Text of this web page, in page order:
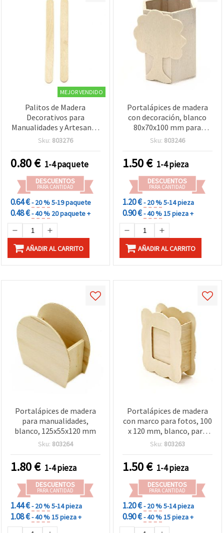
MEJOR VENDIDO
Palitos de Madera
Decorativos para
Manualidades y Artesanía,
10 x 115 mm - Paquete de
Sku: 803276
0.80€ 1-4 paquete
DESCUENTOS
PARA CANTIDAD
0.64 €- 20 %5-19 paquete
0.48 €- 40 % 20 paquete +
AÑADIR AL CARRITO
Portalápices de madera
con decoración, blanco
80x70x100 mm para
manualidades DIY
Sku: 803246
1.50€ 1-4 pieza
DESCUENTOS
PARA CANTIDAD
1.20 €- 20 %5-14 pieza
0.90 €- 40 %15 pieza +
AÑADIR AL CARRITO
Portalápices de madera
para manualidades,
blanco, 125x55x120 mm
Sku: 803264
1.80€ 1-4 pieza
DESCUENTOS
PARA CANTIDAD
1.44 €- 20 %5-14 pieza
1.08 €- 40 %15 pieza +
Portalápices de madera
con marco para fotos, 100
x 120 mm, blanco, para
manualidades
Sku: 803263
1.50€ 1-4 pieza
DESCUENTOS
PARA CANTIDAD
1.20 €- 20 %5-14 pieza
0.90 €- 40 %15 pieza +